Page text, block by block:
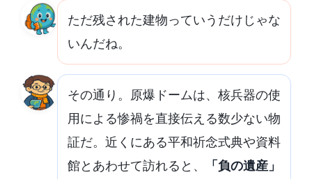
ただ残された建物っていうだけじゃな
いんだね。
その通り。原爆ドームは、核兵器の使
用による惨禍を直接伝える数少ない物
証だ。近くにある平和祈念式典や資料
館とあわせて訪れると、
「負の遺産」